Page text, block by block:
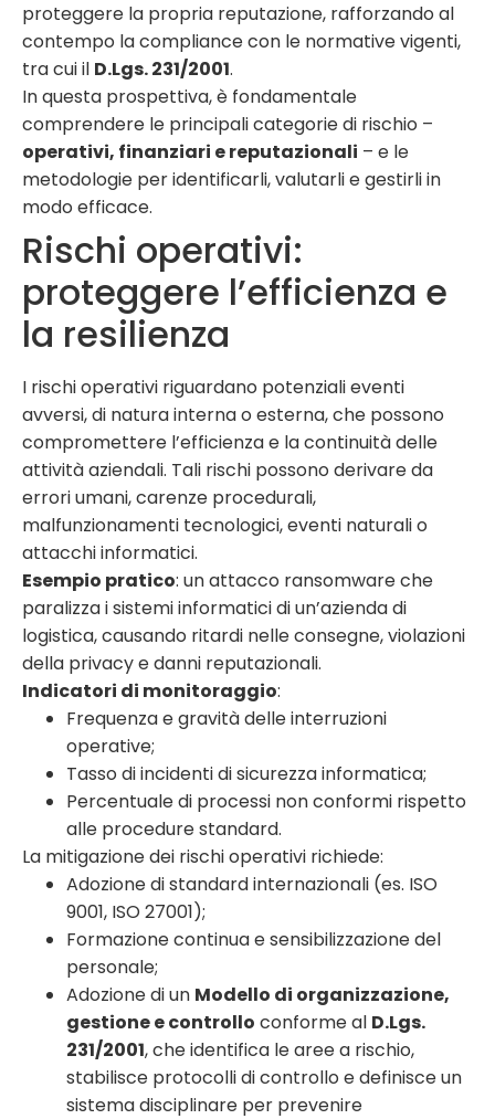
proteggere la propria reputazione, rafforzando al
contempo la compliance con le normative vigenti,
tra cui il D.Lgs. 231/2001.
In questa prospettiva, è fondamentale
comprendere le principali categorie di rischio –
operativi, finanziari e reputazionali – e le
metodologie per identificarli, valutarli e gestirli in
modo efficace.
Rischi operativi:
proteggere l’efficienza e
la resilienza
I rischi operativi riguardano potenziali eventi
avversi, di natura interna o esterna, che possono
compromettere l’efficienza e la continuità delle
attività aziendali. Tali rischi possono derivare da
errori umani, carenze procedurali,
malfunzionamenti tecnologici, eventi naturali o
attacchi informatici.
Esempio pratico: un attacco ransomware che
paralizza i sistemi informatici di un’azienda di
logistica, causando ritardi nelle consegne, violazioni
della privacy e danni reputazionali.
Indicatori di monitoraggio:
Frequenza e gravità delle interruzioni
operative;
Tasso di incidenti di sicurezza informatica;
Percentuale di processi non conformi rispetto
alle procedure standard.
La mitigazione dei rischi operativi richiede:
Adozione di standard internazionali (es. ISO
9001, ISO 27001);
Formazione continua e sensibilizzazione del
personale;
Adozione di un Modello di organizzazione,
gestione e controllo conforme al D.Lgs.
231/2001, che identifica le aree a rischio,
stabilisce protocolli di controllo e definisce un
sistema disciplinare per prevenire